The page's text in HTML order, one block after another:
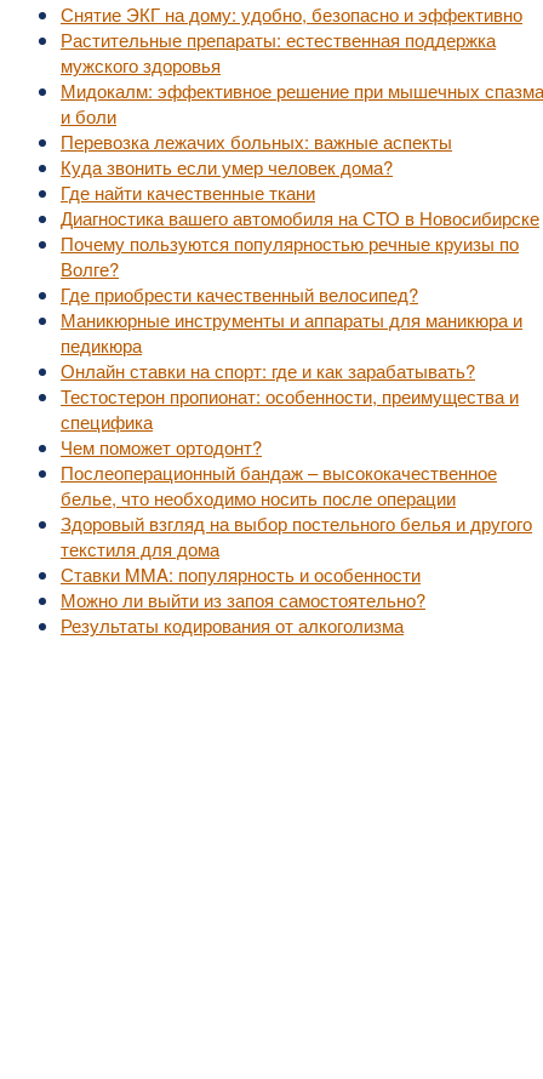
Снятие ЭКГ на дому: удобно, безопасно и эффективно
Растительные препараты: естественная поддержка
мужского здоровья
Мидокалм: эффективное решение при мышечных
и боли
Перевозка лежачих больных: важные аспекты
Куда звонить если умер человек дома?
Где найти качественные ткани
Диагностика вашего автомобиля на СТО в Новосибирске
Почему пользуются популярностью речные круизы по
Волге?
Где приобрести качественный велосипед?
Маникюрные инструменты и аппараты для маникюра и
педикюра
Онлайн ставки на спорт: где и как зарабатывать?
Тестостерон пропионат: особенности, преимущества и
специфика
Чем поможет ортодонт?
Послеоперационный бандаж – высококачественное
белье, что необходимо носить после операции
Здоровый взгляд на выбор постельного белья и другого
текстиля для дома
Ставки MMA: популярность и особенности
Можно ли выйти из запоя самостоятельно?
Результаты кодирования от алкоголизма